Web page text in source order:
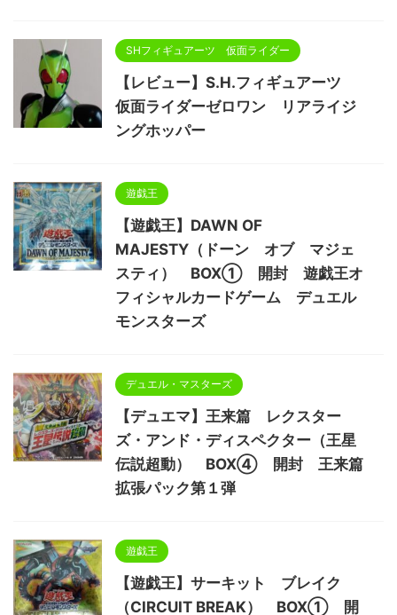
SHフィギュアーツ 仮面ライダー
【レビュー】S.H.フィギュアーツ
仮面ライダーゼロワン リアライジ
ングホッパー
遊戯王
【遊戯王】DAWN OF
MAJESTY（ドーン オブ マジェ
スティ） BOX① 開封 遊戯王オ
フィシャルカードゲーム デュエル
モンスターズ
デュエル・マスターズ
【デュエマ】王来篇 レクスター
ズ・アンド・ディスペクター（王星
伝説超動） BOX④ 開封 王来篇
拡張パック第１弾
遊戯王
【遊戯王】サーキット ブレイク
（CIRCUIT BREAK） BOX① 開